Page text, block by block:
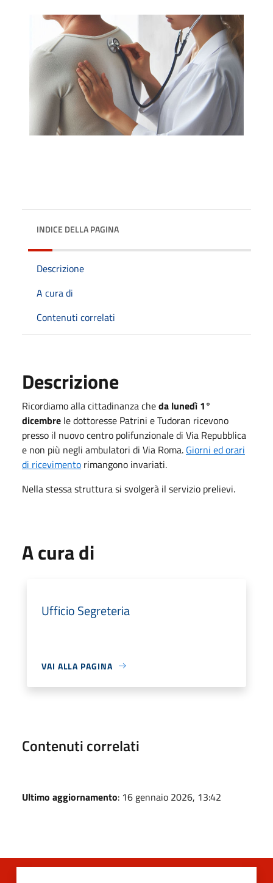
INDICE DELLA PAGINA
Descrizione
A cura di
Contenuti correlati
Descrizione
Ricordiamo alla cittadinanza cheda lunedì 1°
dicembre le dottoresse Patrini e Tudoran ricevono
presso il nuovo centro polifunzionale di Via Repubblica
e non più negli ambulatori di Via Roma. Giorni ed orari
di ricevimento rimangono invariati.
Nella stessa struttura si svolgerà il servizio prelievi.
A cura di
Ufficio Segreteria
VAI ALLA PAGINA
Contenuti correlati
Ultimo aggiornamento: 16 gennaio 2026, 13:42